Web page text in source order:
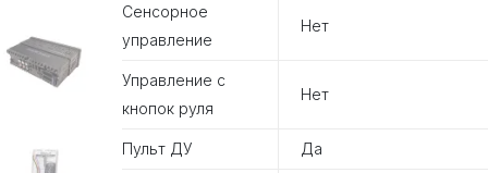
Сенсорное
управление
Нет
Управление с
кнопок руля
Нет
Пульт ДУ Да